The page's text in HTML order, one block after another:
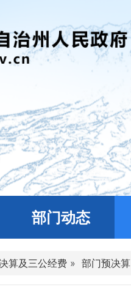
部门动态
算及三公经费 » 部门预决算